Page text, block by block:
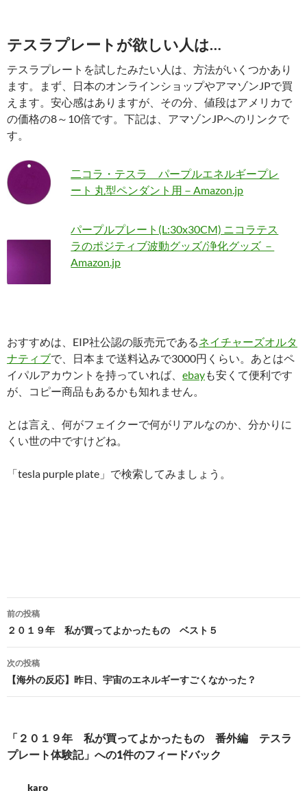
テスラプレートが欲しい人は…
テスラプレートを試したみたい人は、方法がいくつかあり
ます。まず、日本のオンラインショップやアマゾンJPで買
えます。安心感はありますが、その分、値段はアメリカで
の価格の8～10倍です。下記は、アマゾンJPへのリンクで
す。
二コラ・テスラ パープルエネルギープレ
ート 丸型ペンダント用－Amazon.jp
パープルプレート(L:30x30CM) ニコラテス
ラのポジティブ波動グッズ/浄化グッズ －
Amazon.jp
おすすめは、EIP社公認の販売元であるネイチャーズオルタ
ナティブで、日本まで送料込みで3000円くらい。あとはペ
イパルアカウントを持っていれば、 ebayも安くて便利です
が、コピー商品もあるかも知れません。
とは言え、何がフェイクーで何がリアルなのか、分かりに
くい世の中ですけどね。
「tesla purple plate」で検索してみましょう。
投
稿
ナ
ビ
ゲ
ー
シ
前の投稿
２０１９年 私が買ってよかったもの ベスト５
次の投稿
【海外の反応】昨日、宇宙のエネルギーすごくなかった？
「２０１９年 私が買ってよかったもの 番外編 テスラ
プレート体験記」への1件のフィードバック
karo